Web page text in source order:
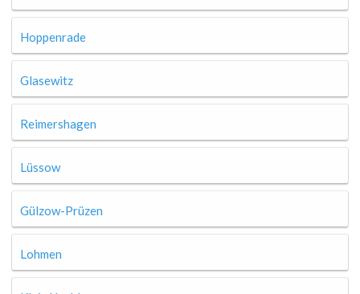
Hoppenrade
Glasewitz
Reimershagen
Lüssow
Gülzow-Prüzen
Lohmen